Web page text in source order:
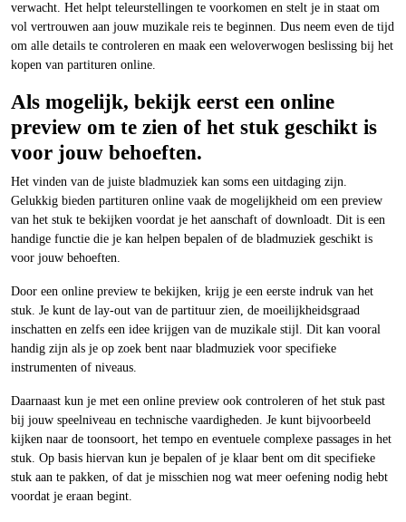
verwacht. Het helpt teleurstellingen te voorkomen en stelt je in staat om
vol vertrouwen aan jouw muzikale reis te beginnen. Dus neem even de tijd
om alle details te controleren en maak een weloverwogen beslissing bij het
kopen van partituren online.
Als mogelijk, bekijk eerst een online
preview om te zien of het stuk geschikt is
voor jouw behoeften.
Het vinden van de juiste bladmuziek kan soms een uitdaging zijn.
Gelukkig bieden partituren online vaak de mogelijkheid om een preview
van het stuk te bekijken voordat je het aanschaft of downloadt. Dit is een
handige functie die je kan helpen bepalen of de bladmuziek geschikt is
voor jouw behoeften.
Door een online preview te bekijken, krijg je een eerste indruk van het
stuk. Je kunt de lay-out van de partituur zien, de moeilijkheidsgraad
inschatten en zelfs een idee krijgen van de muzikale stijl. Dit kan vooral
handig zijn als je op zoek bent naar bladmuziek voor specifieke
instrumenten of niveaus.
Daarnaast kun je met een online preview ook controleren of het stuk past
bij jouw speelniveau en technische vaardigheden. Je kunt bijvoorbeeld
kijken naar de toonsoort, het tempo en eventuele complexe passages in het
stuk. Op basis hiervan kun je bepalen of je klaar bent om dit specifieke
stuk aan te pakken, of dat je misschien nog wat meer oefening nodig hebt
voordat je eraan begint.